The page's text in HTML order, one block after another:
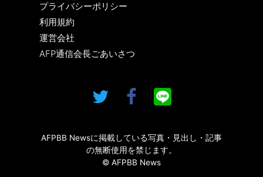
プライバシーポリシー
利用規約
運営会社
AFP通信会長ごあいさつ
AFPBB Newsに掲載している写真・見出し・記事
の無断使用を禁じます。
© AFPBB News